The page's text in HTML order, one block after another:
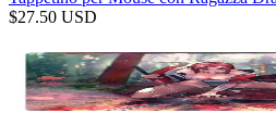
$27.50 USD